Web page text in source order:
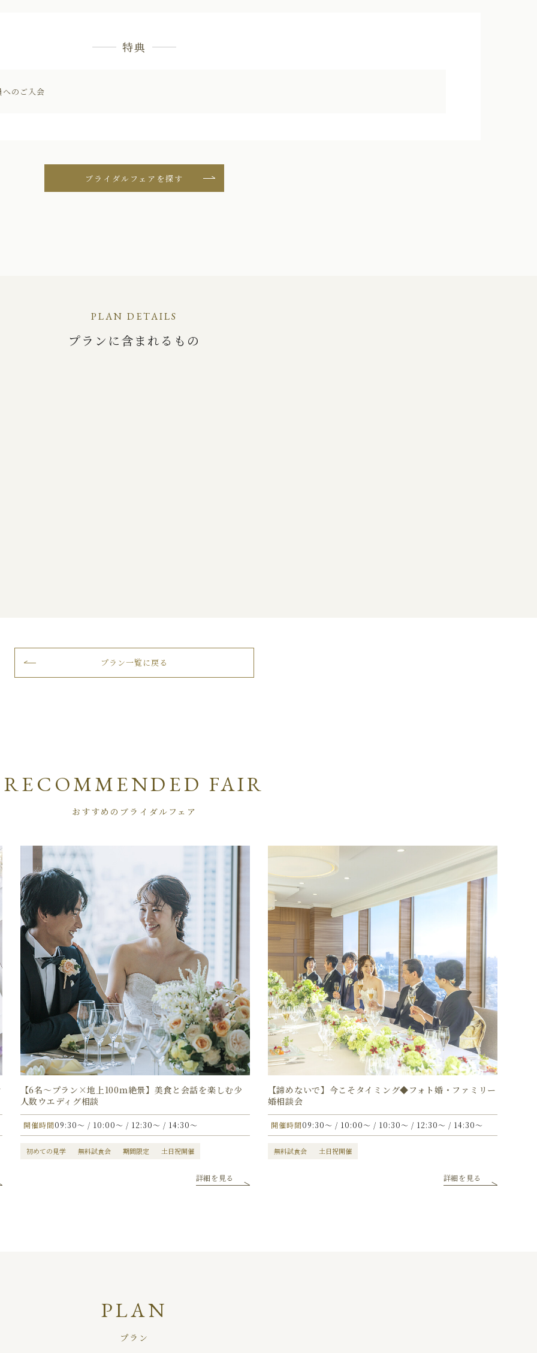
特典
へのご入会
ブライダルフェアを探す
PLAN DETAILS
プランに含まれるもの
プラン一覧に戻る
RECOMMENDED FAIR
おすすめのブライダルフェア
【6名〜プラン×地上100ｍ絶景】美食と会話を楽しむ少
人数ウエディグ相談
開催時間09:30〜 / 10:00〜 / 12:30〜 / 14:30〜
初めての見学 無料試食会 期間限定 土日祝開催
詳細を見る
【諦めないで】今こそタイミング◆フォト婚・ファミリー
婚相談会
開催時間09:30〜 / 10:00〜 / 10:30〜 / 12:30〜 / 14:30〜
無料試食会 土日祝開催
詳細を見る
PLAN
プラン